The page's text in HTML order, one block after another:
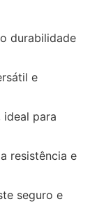
durabilidade
e
ideal para
resistência e
seguro e